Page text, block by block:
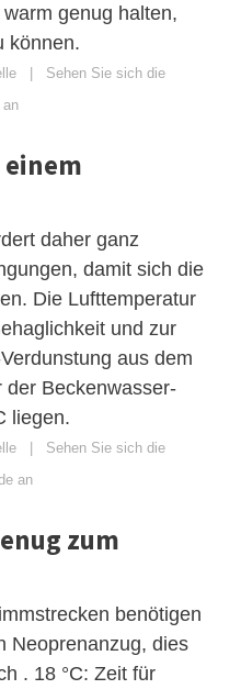
genug halten,
können.
| Sehen Sie sich die
an
einem
daher ganz
damit sich die
Die Lufttemperatur
und zur
aus dem
der Beckenwasser-
liegen.
| Sehen Sie sich die
an
zum
benötigen
Neoprenanzug, dies
. 18 °C: Zeit für